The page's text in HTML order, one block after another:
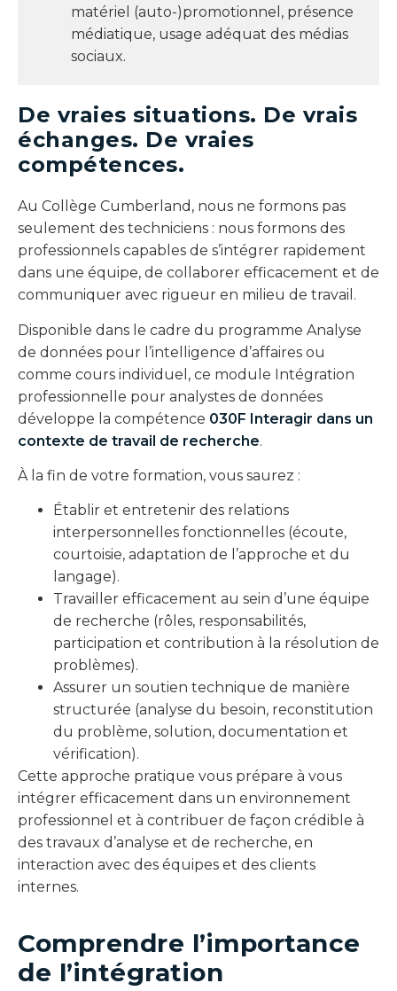
matériel (auto-)promotionnel, présence
médiatique, usage adéquat des médias
sociaux.
De vraies situations. De vrais
échanges. De vraies
compétences.
Au Collège Cumberland, nous ne formons pas
seulement des techniciens : nous formons des
professionnels capables de s’intégrer rapidement
dans une équipe, de collaborer efficacement et de
communiquer avec rigueur en milieu de travail.
Disponible dans le cadre du programme Analyse
de données pour l’intelligence d’affaires ou
comme cours individuel, ce module Intégration
professionnelle pour analystes de données
développe la compétence 030F Interagir dans un
contexte de travail de recherche.
À la fin de votre formation, vous saurez :
Établir et entretenir des relations
interpersonnelles fonctionnelles (écoute,
courtoisie, adaptation de l’approche et du
langage).
Travailler efficacement au sein d’une équipe
de recherche (rôles, responsabilités,
participation et contribution à la résolution de
problèmes).
Assurer un soutien technique de manière
structurée (analyse du besoin, reconstitution
du problème, solution, documentation et
vérification).
Cette approche pratique vous prépare à vous
intégrer efficacement dans un environnement
professionnel et à contribuer de façon crédible à
des travaux d’analyse et de recherche, en
interaction avec des équipes et des clients
internes.
Comprendre l’importance
de l’intégration